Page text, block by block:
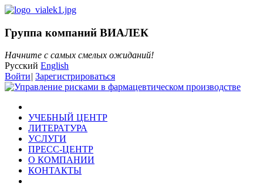
Группа компаний ВИАЛЕК
Начните с самых смелых ожиданий!
Русский English
Войти| Зарегистрироваться
УЧЕБНЫЙ ЦЕНТР
ЛИТЕРАТУРА
УСЛУГИ
ПРЕСС-ЦЕНТР
О КОМПАНИИ
КОНТАКТЫ